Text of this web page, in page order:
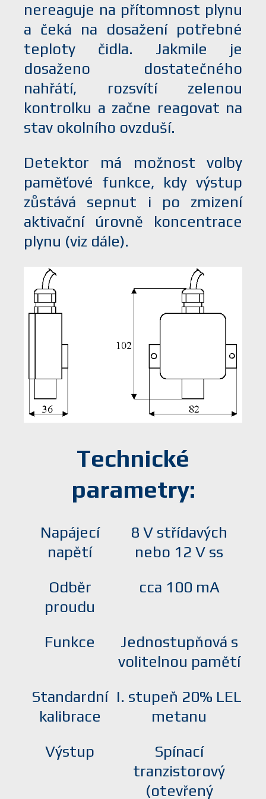
nereaguje na přítomnost plynu
a čeká na dosažení potřebné
teploty čidla. Jakmile je
dosaženo dostatečného
nahřátí, rozsvítí zelenou
kontrolku a začne reagovat na
stav okolního ovzduší.
Detektor má možnost volby
paměťové funkce, kdy výstup
zůstává sepnut i po zmizení
aktivační úrovně koncentrace
plynu (viz dále).
Technické
parametry:
Napájecí
napětí
8 V střídavých
nebo 12 V ss
Odběr
proudu
cca 100 mA
Funkce
Jednostupňová s
volitelnou pamětí
Standardní
kalibrace
I. stupeň 20% LEL
metanu
Výstup
Spínací
tranzistorový
(otevřený